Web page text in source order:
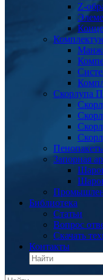
Z-
Скорлупа
Запорная
Библиотека
Статьи
Вопрос
Скачать
Контакты